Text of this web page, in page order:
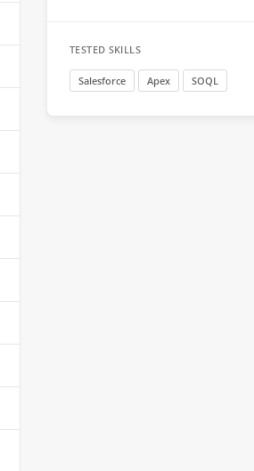
TESTED SKILLS
Salesforce Apex SOQL